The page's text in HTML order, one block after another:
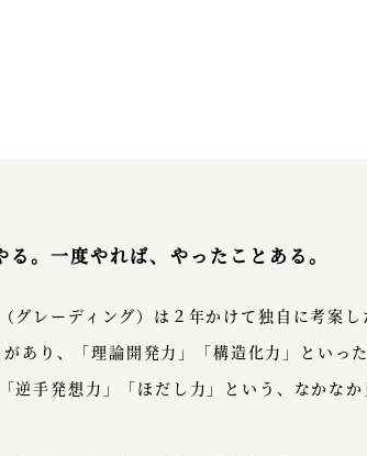
。一度やれば、やったことある。
グレーディング）は２年かけて独自に考案
あり、「理論開発力」「構造化力」といっ
逆手発想力」「ほだし力」という、なかな